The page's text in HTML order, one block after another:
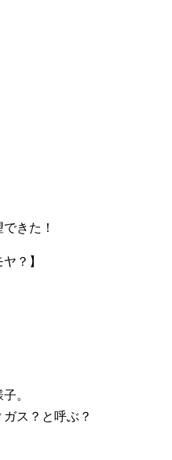
きた！
？】
。
ス？と呼ぶ？